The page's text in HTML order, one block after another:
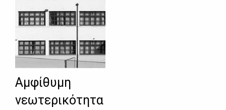
Αμφίθυμη
νεωτερικότητα